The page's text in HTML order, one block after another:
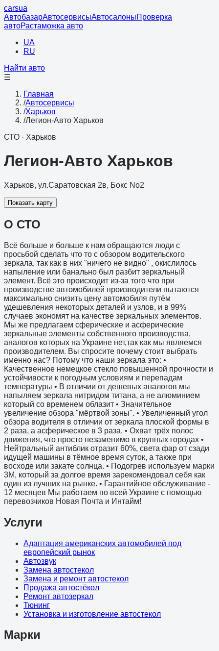
carsua
АвтобазарАвтосервисыАвтосалоныПроверка
автоРастаможка авто
UA
RU
Найти авто
☰
Главная
/Автосервисы
/Харьков
/Легион-Авто Харьков
СТО · Харьков
Легион-Авто Харьков
Харьков, ул.Саратовская 2в, Бокс No2
Показать карту
О СТО
Всё больше и больше к нам обращаются люди с
просьбой сделать что то с обзором водительского
зеркала, так как в них "ничего не видно" , окислилось
напыление или банально был разбит зеркальный
элемент. Всё это происходит из-за того что при
производстве автомобилей производители пытаются
максимально снизить цену автомобиля путём
удешевления некоторых деталей и узлов, и в 99%
случаев экономят на качестве зеркальных элементов.
Мы же предлагаем сферические и асферические
зеркальные элементы собственного производства,
аналогов которых на Украине нет,так как мы являемся
производителем. Вы спросите почему стоит выбрать
именно нас? Потому что наши зеркала это: •
Качественное немецкое стекло повышенной прочности и
устойчивости к погодным условиям и перепадам
температуры • В отличии от дешевых аналогов мы
напыляем зеркала нитридом титана, а не алюминием
который со временем облазит • Значительное
увеличение обзора "мёртвой зоны". • Увеличенный угол
обзора водителя в отличии от зеркала плоской формы в
2 раза, а асферическое в 3 раза. • Охват трёх полос
движения, что просто незаменимо в крупных городах •
Нейтральный антиблик отразит 60%, света фар от сзади
идущей машины в тёмное время суток, а также при
восходе или закате солнца. • Подогрев используем марки
3М, который за долгое время зарекомендовал себя как
один из лучших на рынке. • Гарантийное обслуживание -
12 месяцев Мы работаем по всей Украине с помощью
перевозчиков Новая Почта и Интайм!
Услуги
Aдаптация американских автомобилей под
европейский рынок
Автозвук
Замена автостекол
Замена и ремонт автостекол
Продажа автостёкол
Ремонт автозеркал
Тюнинг
Установка и изготовление автостекол
Марки